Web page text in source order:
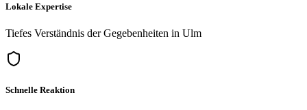
Lokale Expertise
Tiefes Verständnis der Gegebenheiten in Ulm
Schnelle Reaktion